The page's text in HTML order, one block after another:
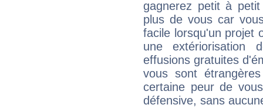
gagnerez petit à
plus de vous car
facile lorsqu'un projet
une extériorisation
effusions gratuites
vous sont
certaine peur de
défensive, sans